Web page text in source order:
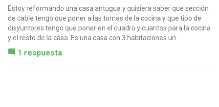
Estoy reformando una casa antugua y quisiera saber que sección
de cable tengo que poner a las tomas de la cocina y que tipo de
disyuntores tengo que poner en el cuadro y cuantos para la cocina
y el resto de la casa. Es una casa con 3 habitaciones un...
1 respuesta